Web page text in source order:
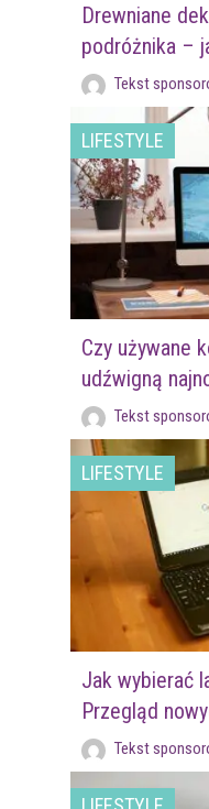
Drewniane
podróżnika –
Tekst
LIFESTYLE
Czy używane
udźwigną
Tekst
LIFESTYLE
Jak wybierać
Przegląd
Tekst